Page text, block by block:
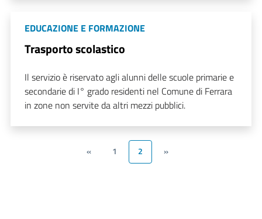
EDUCAZIONE E FORMAZIONE
Trasporto scolastico
Il servizio è riservato agli alunni delle scuole primarie e
secondarie di I° grado residenti nel Comune di Ferrara
in zone non servite da altri mezzi pubblici.
« 1 2 »